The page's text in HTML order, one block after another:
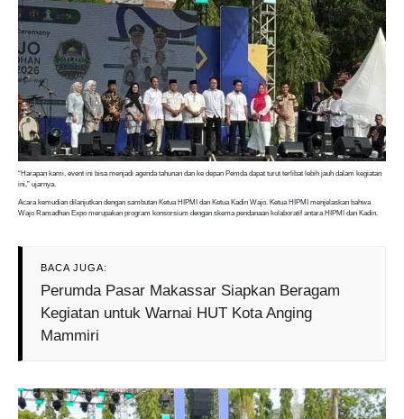
“Harapan kami, event ini bisa menjadi agenda tahunan dan ke depan Pemda dapat turut terlibat lebih jauh dalam kegiatan
ini,” ujarnya.
Acara kemudian dilanjutkan dengan sambutan Ketua HIPMI dan Ketua Kadin Wajo. Ketua HIPMI menjelaskan bahwa
Wajo Ramadhan Expo merupakan program konsorsium dengan skema pendanaan kolaboratif antara HIPMI dan Kadin.
BACA JUGA:
Perumda Pasar Makassar Siapkan Beragam
Kegiatan untuk Warnai HUT Kota Anging
Mammiri